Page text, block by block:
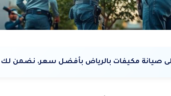
صيانة مكيفات بالرياض بأفضل سعر. نضمن لك